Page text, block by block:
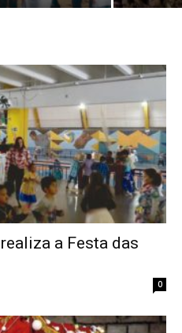
a Festa das
0